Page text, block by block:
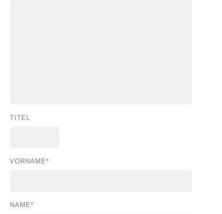
TITEL
VORNAME*
NAME*